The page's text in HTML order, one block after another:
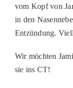
vom Kopf von
in den
Entzündung.
Wir möchten
sie ins CT!